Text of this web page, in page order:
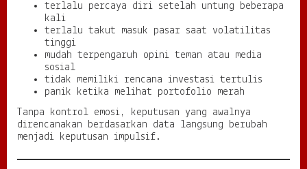
terlalu percaya diri setelah untung beberapa
kali
terlalu takut masuk pasar saat volatilitas
tinggi
mudah terpengaruh opini teman atau media
sosial
tidak memiliki rencana investasi tertulis
panik ketika melihat portofolio merah
Tanpa kontrol emosi, keputusan yang awalnya
direncanakan berdasarkan data langsung berubah
menjadi keputusan impulsif.